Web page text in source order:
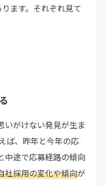
ます。それぞれ見て
いがけない発見が生ま
ば、昨年と今年の応
中途で応募経路の傾向
社採用の変化や傾向が